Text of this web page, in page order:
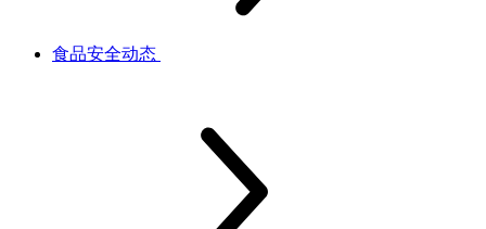
食品安全动态